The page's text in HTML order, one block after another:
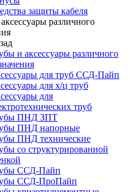
защиты кабеля
различного
и аксессуары различного
для труб ССД-Пайп
для х/ц труб
для
труб
ПНД ЗПТ
ПНД напорные
ПНД технические
со структурированной
ССД-Пайп
ССД-ПроПайп